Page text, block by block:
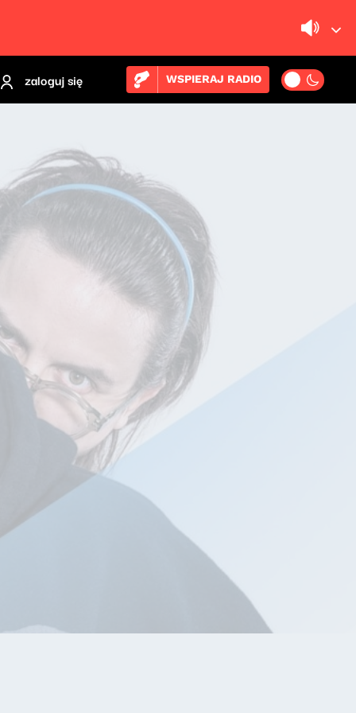
zaloguj się WSPIERAJ RADIO